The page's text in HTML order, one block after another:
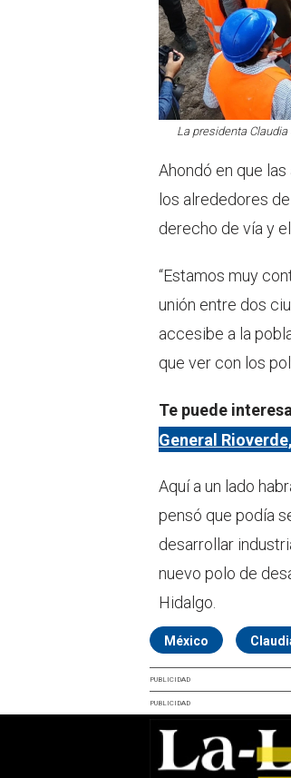
La presidenta
Ahondó en que
los alrededores
derecho de vía y
“Estamos muy
unión entre dos
accesibe a la
que ver con los
Te puede
General
Aquí a un lado
pensó que podía
desarrollar
nuevo polo de
Hidalgo.
México
PUBLICIDAD
PUBLICIDAD